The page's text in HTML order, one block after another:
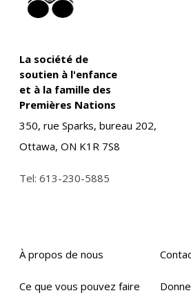
La société de
soutien à l'enfance
et à la famille des
Premières Nations
350, rue Sparks, bureau 202,
Ottawa, ON K1R 7S8
Tel: 613-230-5885
À propos de nous
Ce que vous pouvez faire